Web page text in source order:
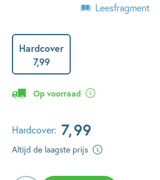
Leesfragment
Hardcover
7,99
Op voorraad
Hardcover: 7,99
Altijd de laagste prijs